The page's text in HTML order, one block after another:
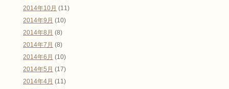
2014年10月 (11)
2014年9月 (10)
2014年8月 (8)
2014年7月 (8)
2014年6月 (10)
2014年5月 (17)
2014年4月 (11)